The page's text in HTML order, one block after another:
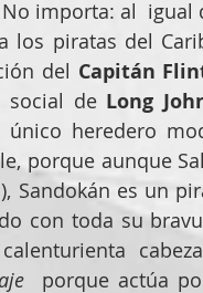
importa: al  igual
del Capitán
social de Long
heredero
porque aunque
Sandokán es un
con toda su
porque actúa